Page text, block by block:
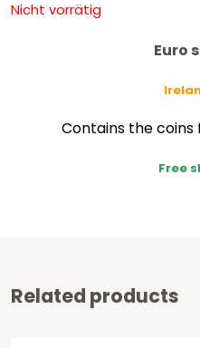
Nicht vorrätig
Euro
Contains the coins
Free
Related products